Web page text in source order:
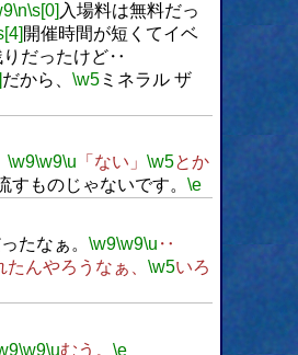
\n\s[0] 入場料は無料だっ
開催時間が短くてイベ
りだったけど‥
だから、 \w5ミネラル ザ
\w9\w9\u 「ない」 \w5とか
すものじゃないです。 \e
たなぁ。 \w9\w9\u ‥
んやろうなぁ、 \w5いろ
\w9\uむう。 \e